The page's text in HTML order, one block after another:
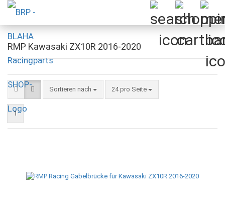
RMP Kawasaki ZX10R 2016-2020
Sortieren nach
Sortieren nach 24 pro Seite
pro Seite
1